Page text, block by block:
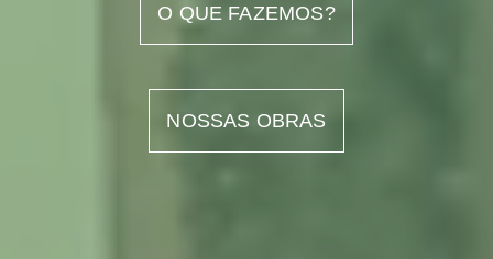
O QUE FAZEMOS?
NOSSAS OBRAS